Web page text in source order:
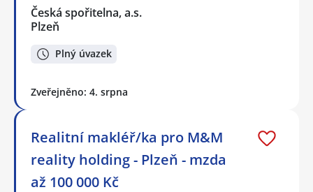
Česká spořitelna, a.s.
Plzeň
Plný úvazek
Zveřejněno: 4. srpna
Realitní makléř/ka pro M&M
reality holding - Plzeň - mzda
až 100 000 Kč